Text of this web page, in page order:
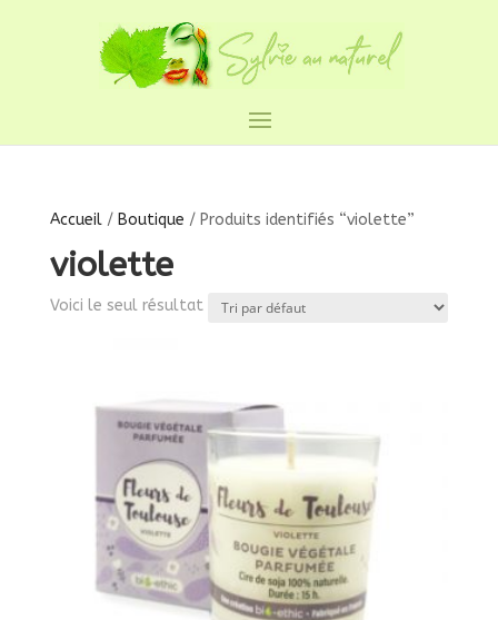
Accueil/ Boutique / Produits identifiés “violette”
violette
Voici le seul résultat